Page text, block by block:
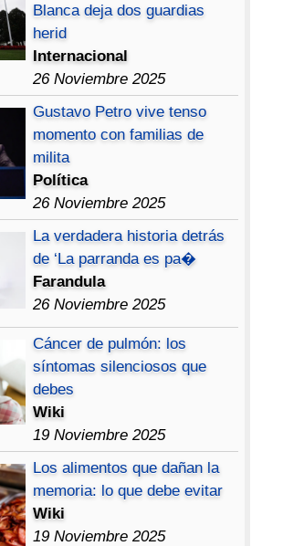
Blanca deja dos guardias
herid
Internacional
26 Noviembre 2025
Gustavo Petro vive tenso
momento con familias de
milita
Política
26 Noviembre 2025
La verdadera historia detrás
de ‘La parranda es pa�
Farandula
26 Noviembre 2025
Cáncer de pulmón: los
síntomas silenciosos que
debes
Wiki
19 Noviembre 2025
Los alimentos que dañan la
memoria: lo que debe evitar
Wiki
19 Noviembre 2025